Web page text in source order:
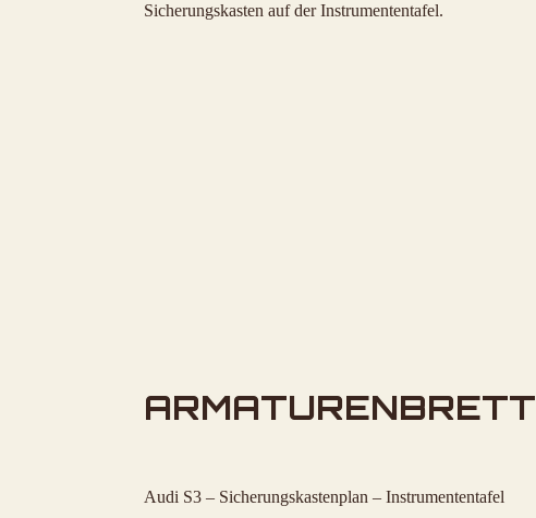
Sicherungskasten auf der Instrumententafel.
ARMATURENBRETT
Audi S3 – Sicherungskastenplan – Instrumententafel